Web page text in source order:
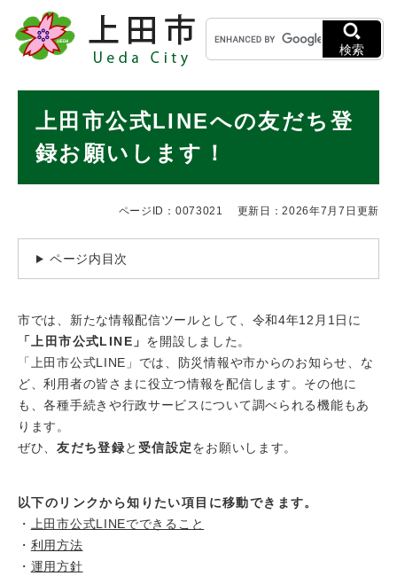
メニューを飛ばして本文へ
キ
ー
ワ
検
検索
上田市公式LINEへの友だち登
録お願いします！
ページID：0073021 更新日：2026年7月7日更新
ページ内目次
市では、新たな情報配信ツールとして、令和4年12月1日に
「上田市公式LINE」 を開設しました。
「上田市公式LINE」では、防災情報や市からのお知らせ、な
ど、利用者の皆さまに役立つ情報を配信します。その他に
も、各種手続きや行政サービスについて調べられる機能もあ
ります。
ぜひ、友だち登録と 受信設定をお願いします。
以下のリンクから知りたい項目に移動できます。
・
上田市公式LINEでできること​
・ 利用方法
・ 運用方針